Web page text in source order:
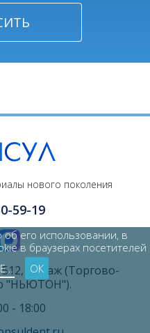
нового поколения
59-19
5 этаж (Торгово-
"НЬЮТОН").
- 18:00
его использовании, в
в браузерах посетителей
ОК